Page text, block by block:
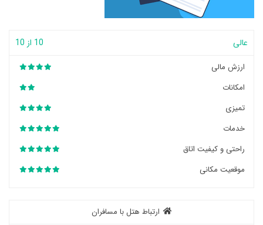
عالی 10 از 10
ارزش مالی
امکانات
تمیزی
خدمات
راحتی و کیفیت اتاق
موقعیت مکانی
ارتباط هتل با مسافران